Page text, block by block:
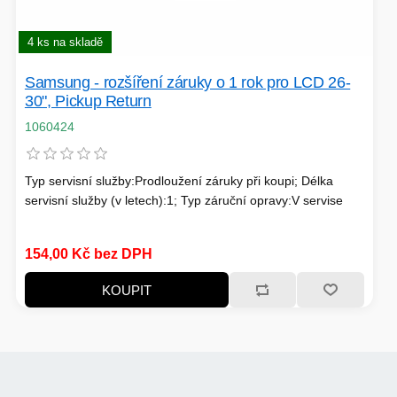
CHLADIČE
LINUX SERVER
AUTO - MOTO
ZÁSUVKY - VYPÍNAČE
GRILOVÁNÍ A PÁRTY
4 ks na skladě
Samsung - rozšíření záruky o 1 rok pro LCD 26-
30", Pickup Return
1060424
Typ servisní služby:Prodloužení záruky při koupi; Délka
servisní služby (v letech):1; Typ záruční opravy:V servise
154,00 Kč bez DPH
KOUPIT